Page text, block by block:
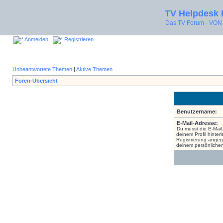
TV Helpdesk
Das TV Forum -
Anmelden Registrieren
Unbeantwortete Themen | Aktive Themen
Foren-Übersicht
Benutzername:
E-Mail-Adresse:
Du musst die E-
deinem Profil
Registrierung
deinem